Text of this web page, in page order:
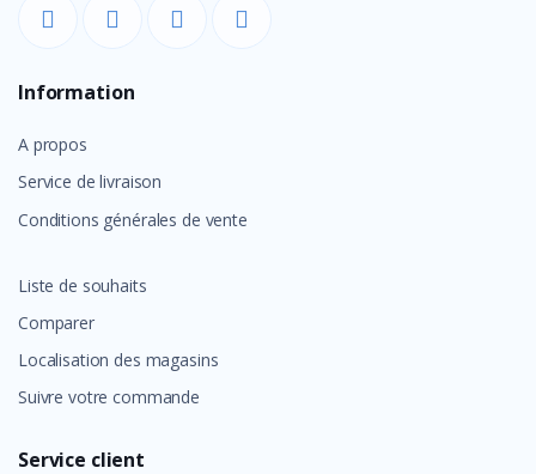
Information
A propos
Service de livraison
Conditions générales de vente
Liste de souhaits
Comparer
Localisation des magasins
Suivre votre commande
Service client